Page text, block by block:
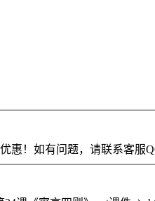
！如有问题，请联系客服